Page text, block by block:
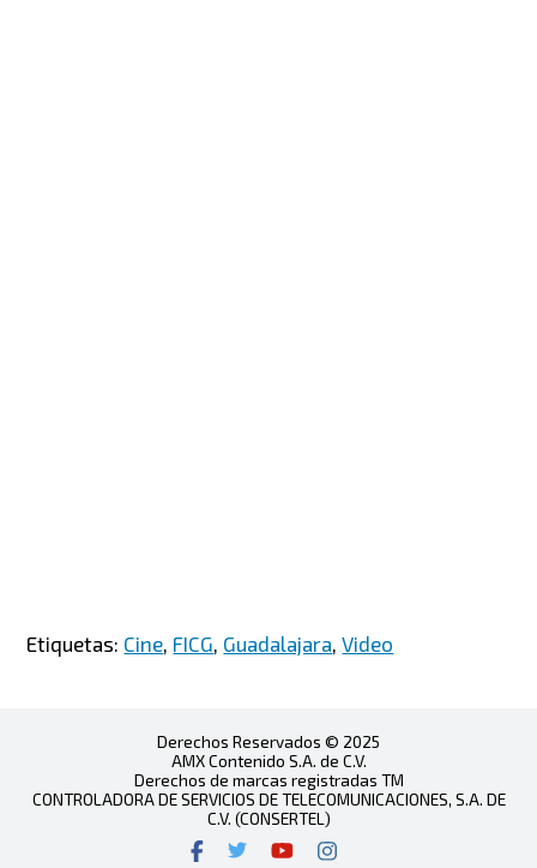
Etiquetas: Cine, FICG, Guadalajara,Video
Derechos Reservados © 2025
AMX Contenido S.A. de C.V.
Derechos de marcas registradas TM
CONTROLADORA DE SERVICIOS DE TELECOMUNICACIONES, S.A. DE
C.V. (CONSERTEL)